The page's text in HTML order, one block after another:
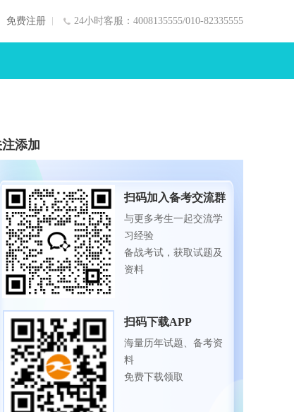
24小时客服：4008135555/010-82335555
免费注册
注添加
扫码加入备考交流群
与更多考生一起交流学
习经验
备战考试，获取试题及
资料
扫码下载APP
海量历年试题、备考资
料
免费下载领取